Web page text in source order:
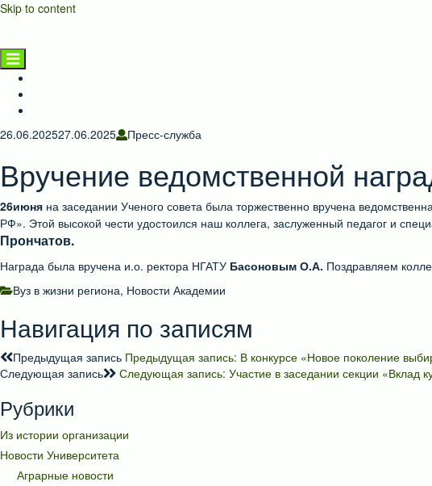
Skip to content
26.06.202527.06.2025 Пресс-служба
Вручение ведомственной
26июня на заседании Ученого совета была торжественно вручена
РФ». Этой высокой чести удостоился наш коллега, заслуженный педагог и
Прончатов.
Награда была вручена и.о. ректора НГАТУ Басоновым О.А. Поздравляем
Вуз в жизни региона, Новости Академии
Навигация по записям
Предыдущая запись Предыдущая запись: В конкурсе «Новое поколение
Следующая запись
Следующая запись: Участие в заседании секции «Вклад
Рубрики
Из истории организации
Новости Университета
Аграрные новости